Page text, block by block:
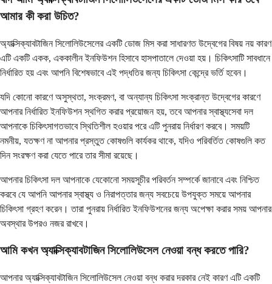
আমার কী করা উচিত?
অ্যাক্সিক্যাবটাজিন সিলোলিউসেলের একটি ডোজ মিস করা সাধারণত উদ্বেগের বিষয় নয় কারণ
এটি একটি একক, এককালীন ইনফিউশন হিসাবে হাসপাতালে দেওয়া হয়। চিকিৎসাটি সাবধানে
নির্ধারিত হয় এবং আপনি বিশেষভাবে এই পদ্ধতির জন্য চিকিৎসা কেন্দ্রে ভর্তি হবেন।
যদি কোনো কারণে অসুস্থতা, সংক্রমণ, বা অন্যান্য চিকিৎসা সংক্রান্ত উদ্বেগের কারণে
আপনার নির্ধারিত ইনফিউশন স্থগিত করার প্রয়োজন হয়, তবে আপনার স্বাস্থ্যসেবা দল
আপনাকে চিকিৎসাগতভাবে স্থিতিশীল হওয়ার পরে এটি পুনরায় নির্ধারণ করবে। সময়টি
নমনীয়, যতক্ষণ না আপনার প্রস্তুত কোষগুলি কার্যকর থাকে, যদিও পরিবর্তিত কোষগুলি কত
দিন সংরক্ষণ করা যেতে পারে তার সীমা রয়েছে।
আপনার চিকিৎসা দল আপনাকে যেকোনো সময়সূচীর পরিবর্তন সম্পর্কে জানাবে এবং নিশ্চিত
করবে যে আপনি আপনার স্বাস্থ্য ও নিরাপত্তার জন্য সবচেয়ে উপযুক্ত সময়ে আপনার
চিকিৎসা গ্রহণ করেন। তারা পুনরায় নির্ধারিত ইনফিউশনের জন্য অপেক্ষা করার সময় আপনার
অবস্থার উপরও নজর রাখবে।
আমি কখন অ্যাক্সিক্যাবটাজিন সিলোলিউসেল নেওয়া বন্ধ করতে পারি?
আপনার অ্যাক্সিক্যাবটাজিন সিলোলিউসেল নেওয়া বন্ধ করার দরকার নেই কারণ এটি একটি